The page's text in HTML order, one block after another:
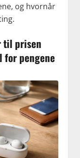
og hvornår
til prisen
for pengene